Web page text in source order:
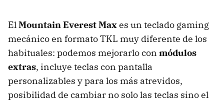
ElMountain Everest Maxes un teclado gaming
mecánico en formato TKL muy diferente de los
habituales: podemos mejorarlo con módulos
extras, incluye teclas con pantalla
personalizables y para los más atrevidos,
posibilidad de cambiar no solo las teclas sino el